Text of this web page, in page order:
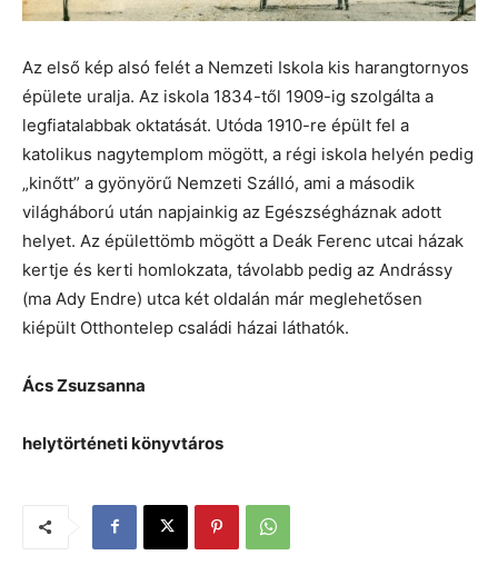
Az első kép alsó felét a Nemzeti Iskola kis harangtornyos
épülete uralja. Az iskola 1834-től 1909-ig szolgálta a
legfiatalabbak oktatását. Utóda 1910-re épült fel a
katolikus nagytemplom mögött, a régi iskola helyén pedig
„kinőtt” a gyönyörű Nemzeti Szálló, ami a második
világháború után napjainkig az Egészségháznak adott
helyet. Az épülettömb mögött a Deák Ferenc utcai házak
kertje és kerti homlokzata, távolabb pedig az Andrássy
(ma Ady Endre) utca két oldalán már meglehetősen
kiépült Otthontelep családi házai láthatók.
Ács Zsuzsanna
helytörténeti könyvtáros